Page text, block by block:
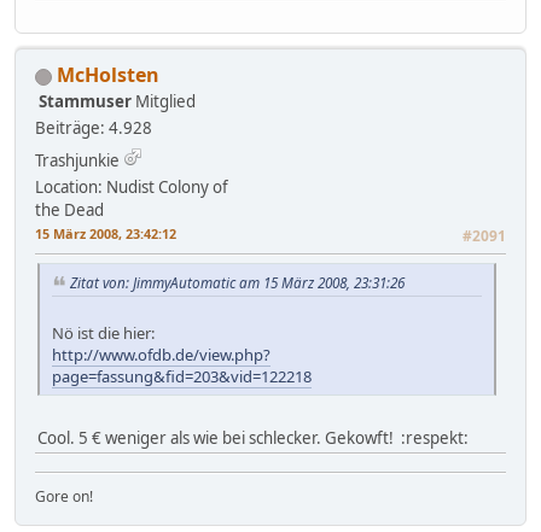
McHolsten
Stammuser Mitglied
Beiträge: 4.928
Trashjunkie
Location: Nudist Colony of
the Dead
15 März 2008, 23:42:12 #2091
Zitat von: JimmyAutomatic am 15 März 2008, 23:31:26
Nö ist die hier:
http://www.ofdb.de/view.php?
page=fassung&fid=203&vid=122218
Cool. 5 € weniger als wie bei schlecker. Gekowft! :respekt:
Gore on!